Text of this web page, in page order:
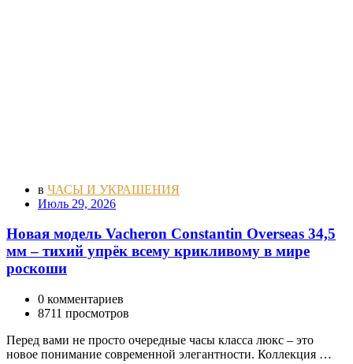
в ЧАСЫ И УКРАШЕНИЯ
Июль 29, 2026
Новая модель Vacheron Constantin Overseas 34,5
мм – тихий упрёк всему крикливому в мире
роскоши
0 комментариев
8711 просмотров
Перед вами не просто очередные часы класса люкс – это
новое понимание современной элегантности. Коллекция …